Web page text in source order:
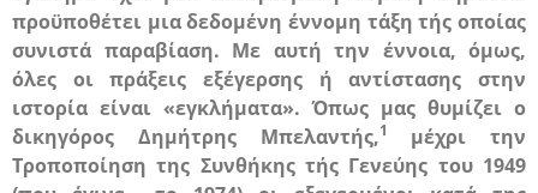
προϋποθέτει μια δεδομένη έννομη τάξη τής οποίας
συνιστά παραβίαση. Με αυτή την έννοια, όμως,
όλες οι πράξεις εξέγερσης ή αντίστασης στην
ιστορία είναι «εγκλήματα». Όπως μας θυμίζει ο
δικηγόρος Δημήτρης Μπελαντής,1
μέχρι την
Τροποποίηση της Συνθήκης τής Γενεύης του 1949